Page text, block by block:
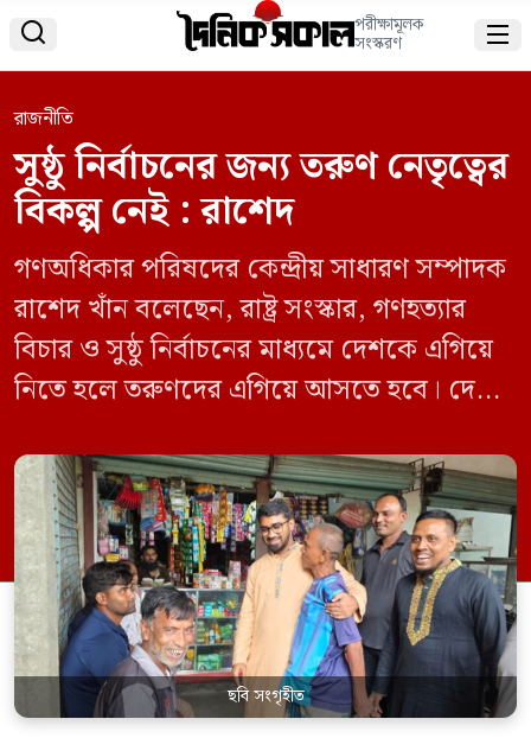
 পরীক্ষামূলক
সংস্করণ 
রাজনীতি
সুষ্ঠু নির্বাচনের জন্য তরুণ নেতৃত্বের
বিকল্প নেই : রাশেদ
গণঅধিকার পরিষদের কেন্দ্রীয় সাধারণ সম্পাদক
রাশেদ খাঁন বলেছেন, রাষ্ট্র সংস্কার, গণহত্যার
বিচার ও সুষ্ঠু নির্বাচনের মাধ্যমে দেশকে এগিয়ে
নিতে হলে তরুণদের এগিয়ে আসতে হবে। দেশ
বিকল্প নেই। বৃহস্পতিবার (২ অক্টোবর) সন্ধ্যায়
ঝিনাইদহ সদর উপজেলার বিভিন্ন এলাকায়
গণসংযোগ কালে তিনি এসব কথা বলেন। রাশেদ
খাঁন বলেন, জুলাই গণ-অভ্যুত্থানের মধ্যদিয়ে
নতুন […]
ছবি সংগৃহীত